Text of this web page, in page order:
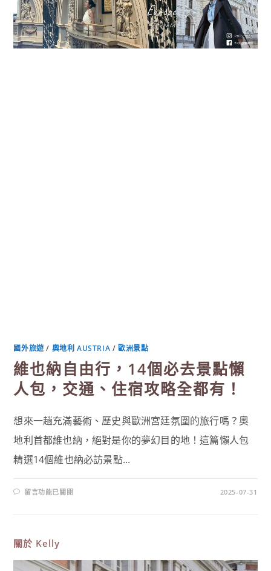
國外旅遊/ 奧地利 AUSTRIA /歐洲景點
維也納自由行，14個必去景點懶
人包，交通、住宿攻略全都有！
想來一趟充滿藝術、歷史與歐洲宮廷氛圍的旅行嗎？奧
地利首都維也納，絕對是你的夢幻目的地！這篇懶人包
精選14個維也納必訪景點...
在
〈維
行，
14
必
留言功能已關閉 2025-07-31
關於 Kelly